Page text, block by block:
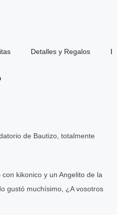
Detalles y Regalos
de Bautizo, totalmente
kikonico y un Angelito de la
gustó muchísimo, ¿A vosotros